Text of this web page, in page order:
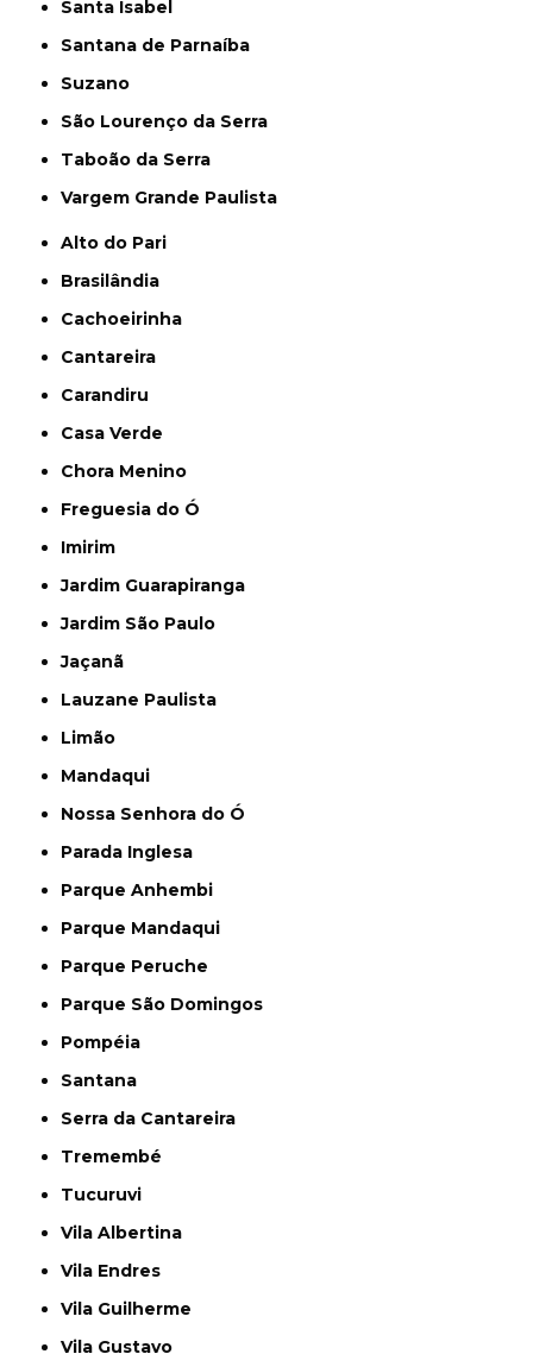
Santa Isabel
Santana de Parnaíba
Suzano
São Lourenço da Serra
Taboão da Serra
Vargem Grande Paulista
Alto do Pari
Brasilândia
Cachoeirinha
Cantareira
Carandiru
Casa Verde
Chora Menino
Freguesia do Ó
Imirim
Jardim Guarapiranga
Jardim São Paulo
Jaçanã
Lauzane Paulista
Limão
Mandaqui
Nossa Senhora do Ó
Parada Inglesa
Parque Anhembi
Parque Mandaqui
Parque Peruche
Parque São Domingos
Pompéia
Santana
Serra da Cantareira
Tremembé
Tucuruvi
Vila Albertina
Vila Endres
Vila Guilherme
Vila Gustavo